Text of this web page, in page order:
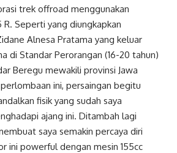
trek offroad menggunakan
R. Seperti yang diungkapkan
Alnesa Pratama yang keluar
di Standar Perorangan (16-20 tahun)
Beregu mewakili provinsi Jawa
ini, persaingan begitu
fisik yang sudah saya
ajang ini. Ditambah lagi
saya semakin percaya diri
ini powerful dengan mesin 155cc